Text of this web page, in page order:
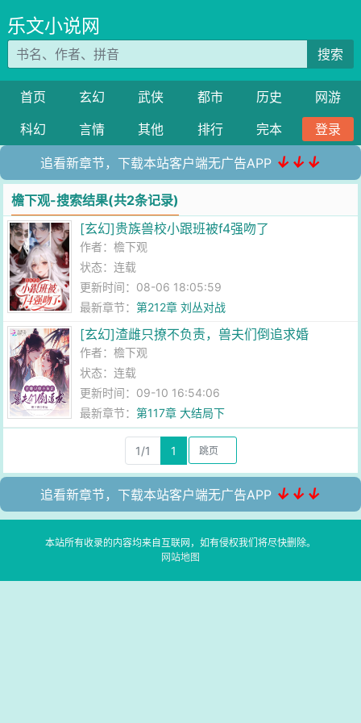
乐文小说网
搜索
首页 玄幻 武侠 都市 历史
网游
科幻
言情 其他 排行 完本 登录
追看新章节，下载本站客户端无广告APP ↓↓↓
檐下观-搜索结果(共2条记录)
[玄幻]贵族兽校小跟班被f4强吻了
作者：檐下观
状态：连载
更新时间：08-06 18:05:59
最新章节：第212章 刘丛对战
[玄幻]渣雌只撩不负责，兽夫们倒追求婚
作者：檐下观
状态：连载
更新时间：09-10 16:54:06
最新章节：第117章 大结局下
1/1 1
追看新章节，下载本站客户端无广告APP ↓↓↓
本站所有收录的内容均来自互联网，如有侵权我们将尽快删除。
网站地图